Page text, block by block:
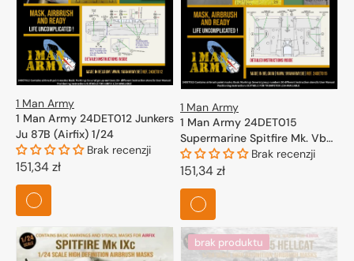
1 Man Army
1 Man Army 24DET012 Junkers
Ju 87B (Airfix) 1/24
Brak recenzji
Cena
regularna
151,34 zł
1 Man Army
1 Man Army 24DET015
Supermarine Spitfire Mk. Vb
for Trumpeter 1/24Brak recenzji
Cena
regularna
151,34 zł
brak produktu